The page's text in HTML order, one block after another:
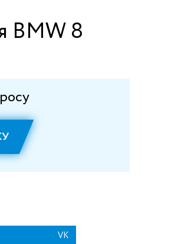
BMW 8
VK